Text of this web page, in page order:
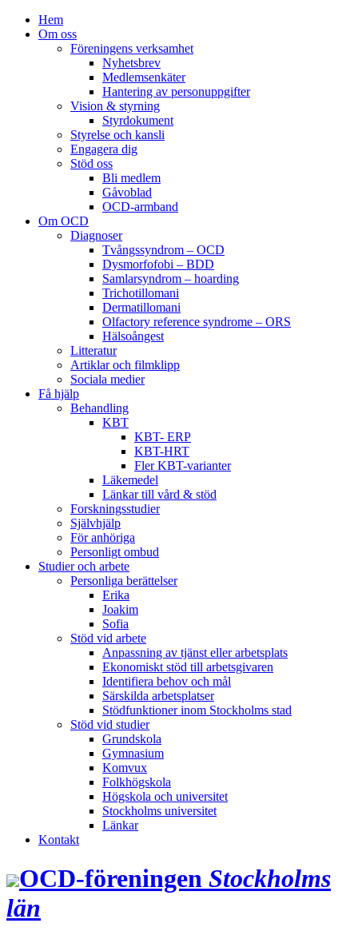
Hem
Om oss
Föreningens verksamhet
Nyhetsbrev
Medlemsenkäter
Hantering av personuppgifter
Vision & styrning
Styrdokument
Styrelse och kansli
Engagera dig
Stöd oss
Bli medlem
Gåvoblad
OCD-armband
Om OCD
Diagnoser
Tvångssyndrom – OCD
Dysmorfofobi – BDD
Samlarsyndrom – hoarding
Trichotillomani
Dermatillomani
Olfactory reference syndrome – ORS
Hälsoångest
Litteratur
Artiklar och filmklipp
Sociala medier
Få hjälp
Behandling
KBT
KBT- ERP
KBT-HRT
Fler KBT-varianter
Läkemedel
Länkar till vård & stöd
Forskningsstudier
Självhjälp
För anhöriga
Personligt ombud
Studier och arbete
Personliga berättelser
Erika
Joakim
Sofia
Stöd vid arbete
Anpassning av tjänst eller arbetsplats
Ekonomiskt stöd till arbetsgivaren
Identifiera behov och mål
Särskilda arbetsplatser
Stödfunktioner inom Stockholms stad
Stöd vid studier
Grundskola
Gymnasium
Komvux
Folkhögskola
Högskola och universitet
Stockholms universitet
Länkar
Kontakt
OCD‑föreningen Stockholms
län